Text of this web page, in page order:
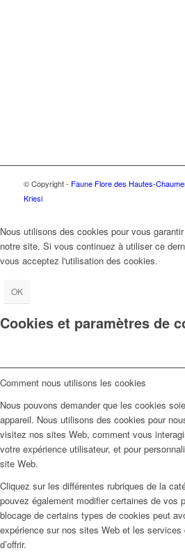
© Copyright - Faune Flore des Hautes-
Kriesi
Nous utilisons des cookies pour vous
notre site. Si vous continuez à utiliser ce
vous acceptez l'utilisation des cookies.
OK
Cookies et paramètres de
Comment nous utilisons les cookies
Nous pouvons demander que les cookies
appareil. Nous utilisons des cookies pour
visitez nos sites Web, comment vous
votre expérience utilisateur, et pour
site Web.
Cliquez sur les différentes rubriques de la
pouvez également modifier certaines de vos
blocage de certains types de cookies peut
expérience sur nos sites Web et les
d’offrir.